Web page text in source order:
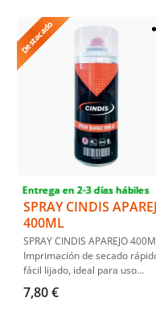
Destacado
Entrega en 2-3 días hábiles
SPRAY CINDIS
400ML
SPRAY CINDIS APAREJO
Imprimación de secado
fácil lijado, ideal para uso
profesional en automoción y
superficies de metal.
7,80 €